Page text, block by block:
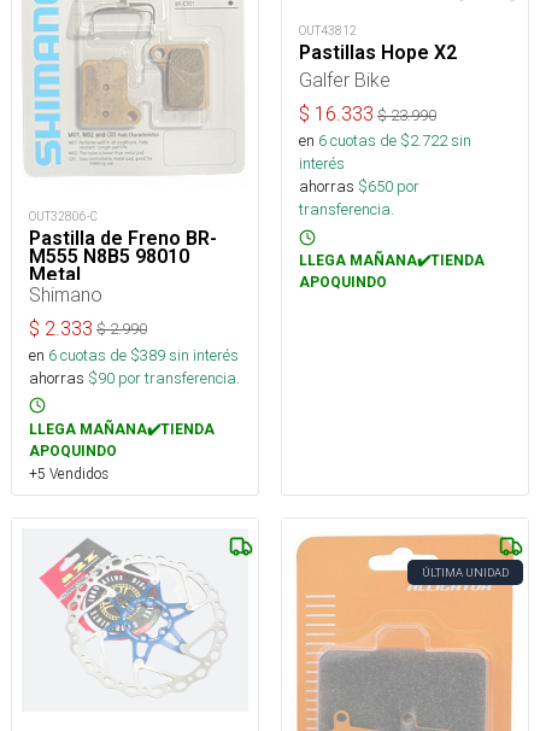
OUT32806-C
Pastilla de Freno BR-
M555 N8B5 98010
Metal
Shimano
$ 2.333 $2.990
en 6cuotas de $389sin interés
ahorras $90 por transferencia.
LLEGA MAÑANA✔️TIENDA
APOQUINDO
+5 Vendidos
OUT43812
Pastillas Hope X2
Galfer Bike
$ 16.333 $23.990
en 6cuotas de $2.722sin
interés
ahorras $650 por
transferencia.
LLEGA MAÑANA✔️TIENDA
APOQUINDO
ÚLTIMA UNIDAD